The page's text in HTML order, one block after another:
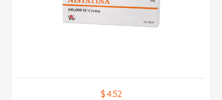
$ 4.52